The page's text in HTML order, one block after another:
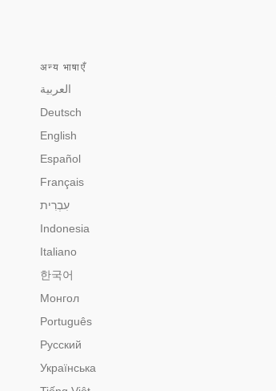
अन्य भाषाएँ
العربية
Deutsch
English
Español
Français
Indonesia
Italiano
한국어
Монгол
Português
Русский
Українська